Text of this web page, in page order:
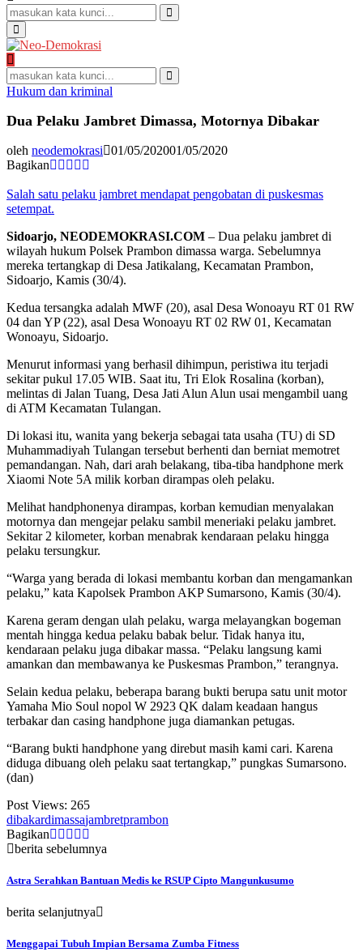
Search
for:
Search
Primary
Menu
Search
for:
Search
Hukum dan kriminal
Dua Pelaku Jambret Dimassa, Motornya Dibakar
oleh neodemokrasi 01/05/202001/05/2020
Bagikan
Salah satu pelaku jambret mendapat pengobatan di puskesmas
setempat.
Sidoarjo, NEODEMOKRASI.COM – Dua pelaku jambret di
wilayah hukum Polsek Prambon dimassa warga. Sebelumnya
mereka tertangkap di Desa Jatikalang, Kecamatan Prambon,
Sidoarjo, Kamis (30/4).
Kedua tersangka adalah MWF (20), asal Desa Wonoayu RT 01 RW
04 dan YP (22), asal Desa Wonoayu RT 02 RW 01, Kecamatan
Wonoayu, Sidoarjo.
Menurut informasi yang berhasil dihimpun, peristiwa itu terjadi
sekitar pukul 17.05 WIB. Saat itu, Tri Elok Rosalina (korban),
melintas di Jalan Tuang, Desa Jati Alun Alun usai mengambil uang
di ATM Kecamatan Tulangan.
Di lokasi itu, wanita yang bekerja sebagai tata usaha (TU) di SD
Muhammadiyah Tulangan tersebut berhenti dan berniat memotret
pemandangan. Nah, dari arah belakang, tiba-tiba handphone merk
Xiaomi Note 5A milik korban dirampas oleh pelaku.
Melihat handphonenya dirampas, korban kemudian menyalakan
motornya dan mengejar pelaku sambil meneriaki pelaku jambret.
Sekitar 2 kilometer, korban menabrak kendaraan pelaku hingga
pelaku tersungkur.
“Warga yang berada di lokasi membantu korban dan mengamankan
pelaku,” kata Kapolsek Prambon AKP Sumarsono, Kamis (30/4).
Karena geram dengan ulah pelaku, warga melayangkan bogeman
mentah hingga kedua pelaku babak belur. Tidak hanya itu,
kendaraan pelaku juga dibakar massa. “Pelaku langsung kami
amankan dan membawanya ke Puskesmas Prambon,” terangnya.
Selain kedua pelaku, beberapa barang bukti berupa satu unit motor
Yamaha Mio Soul nopol W 2923 QK dalam keadaan hangus
terbakar dan casing handphone juga diamankan petugas.
“Barang bukti handphone yang direbut masih kami cari. Karena
diduga dibuang oleh pelaku saat tertangkap,” pungkas Sumarsono.
(dan)
Post Views: 265
dibakardimassajambretprambon
Bagikan
berita sebelumnya
Astra Serahkan Bantuan Medis ke RSUP Cipto Mangunkusumo
berita selanjutnya
Menggapai Tubuh Impian Bersama Zumba Fitness